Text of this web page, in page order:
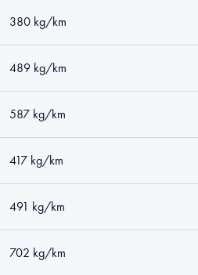
380 kg/km
489 kg/km
587 kg/km
417 kg/km
491 kg/km
702 kg/km